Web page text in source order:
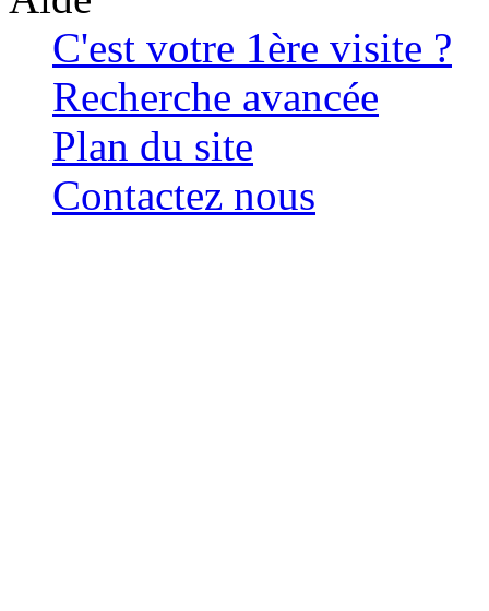
C'est votre 1ère visite ?
Recherche avancée
Plan du site
Contactez nous